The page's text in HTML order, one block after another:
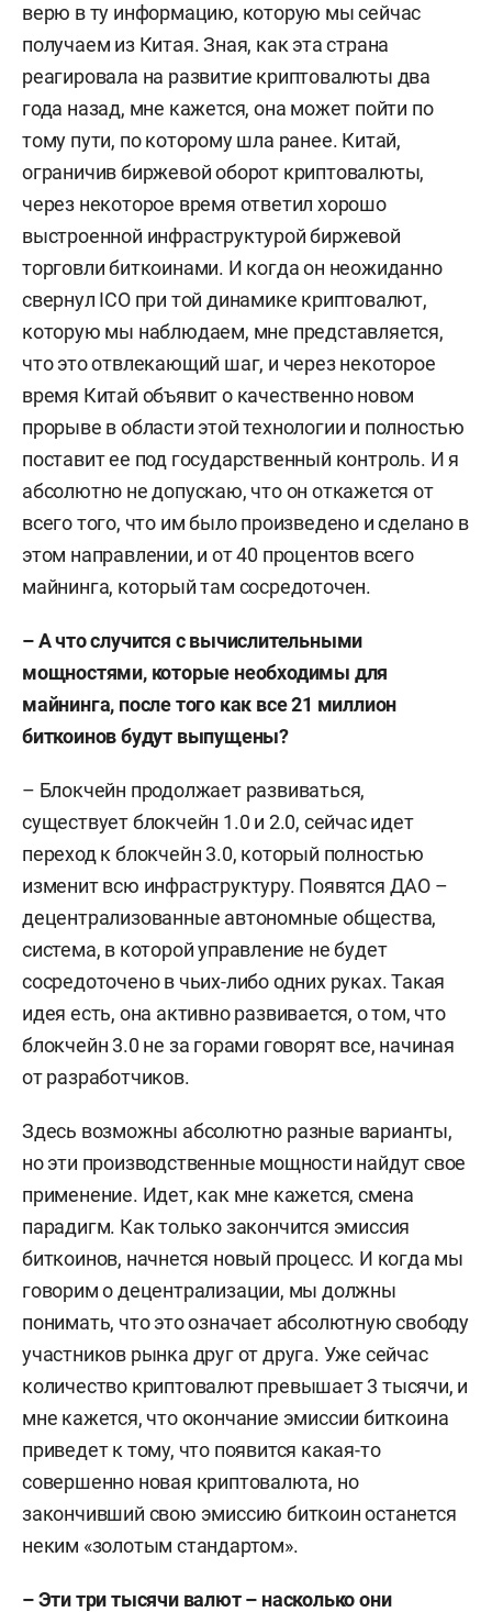
верю в ту информацию, которую мы сейчас
получаем из Китая. Зная, как эта страна
реагировала на развитие криптовалюты два
года назад, мне кажется, она может пойти по
тому пути, по которому шла ранее. Китай,
ограничив биржевой оборот криптовалюты,
через некоторое время ответил хорошо
выстроенной инфраструктурой биржевой
торговли биткоинами. И когда он неожиданно
свернул ICO при той динамике криптовалют,
которую мы наблюдаем, мне представляется,
что это отвлекающий шаг, и через некоторое
время Китай объявит о качественно новом
прорыве в области этой технологии и полностью
поставит ее под государственный контроль. И я
абсолютно не допускаю, что он откажется от
всего того, что им было произведено и сделано в
этом направлении, и от 40 процентов всего
майнинга, который там сосредоточен.
– А что случится с вычислительными
мощностями, которые необходимы для
майнинга, после того как все 21 миллион
биткоинов будут выпущены?
– Блокчейн продолжает развиваться,
существует блокчейн 1.0 и 2.0, сейчас идет
переход к блокчейн 3.0, который полностью
изменит всю инфраструктуру. Появятся ДАО –
децентрализованные автономные общества,
система, в которой управление не будет
сосредоточено в чьих-либо одних руках. Такая
идея есть, она активно развивается, о том, что
блокчейн 3.0 не за горами говорят все, начиная
от разработчиков.
Здесь возможны абсолютно разные варианты,
но эти производственные мощности найдут свое
применение. Идет, как мне кажется, смена
парадигм. Как только закончится эмиссия
биткоинов, начнется новый процесс. И когда мы
говорим о децентрализации, мы должны
понимать, что это означает абсолютную свободу
участников рынка друг от друга. Уже сейчас
количество криптовалют превышает 3 тысячи, и
мне кажется, что окончание эмиссии биткоина
приведет к тому, что появится какая-то
совершенно новая криптовалюта, но
закончивший свою эмиссию биткоин останется
неким «золотым стандартом».
– Эти три тысячи валют – насколько они